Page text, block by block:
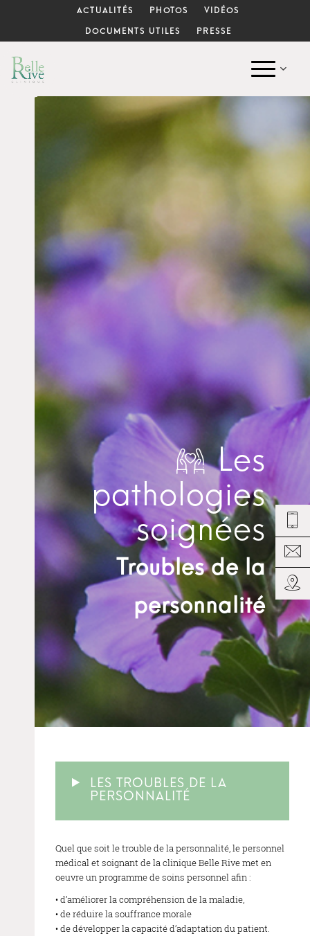
ACTUALITÉS PHOTOS VIDÉOS
DOCUMENTS UTILES PRESSE
Les
pathologies
soignées
Troubles de la
personnalité
LES TROUBLES DE LA
PERSONNALITÉ
Quel que soit le trouble de la personnalité, le personnel
médical et soignant de la clinique Belle Rive met en
oeuvre un programme de soins personnel afin :
• d’améliorer la compréhension de la maladie,
• de réduire la souffrance morale
• de développer la capacité d’adaptation du patient.